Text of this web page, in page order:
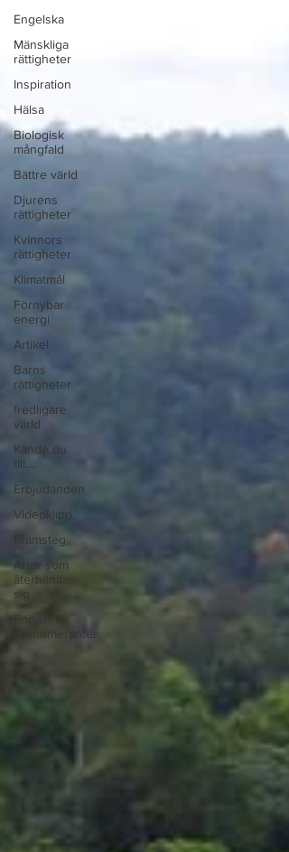
Engelska
Mänskliga
rättigheter
Inspiration
Hälsa
Biologisk
mångfald
Bättre värld
Djurens
rättigheter
Kvinnors
rättigheter
Klimatmål
Förnybar
energi
Artikel
Barns
rättigheter
fredligare
värld
Kände du
till....
Erbjudanden
Videoklipp
Framsteg
Arter som
återhämtar
sig
Endast för
Prenumeranter